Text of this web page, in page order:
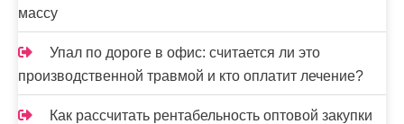
массу
Упал по дороге в офис: считается ли это
производственной травмой и кто оплатит лечение?
Как рассчитать рентабельность оптовой закупки